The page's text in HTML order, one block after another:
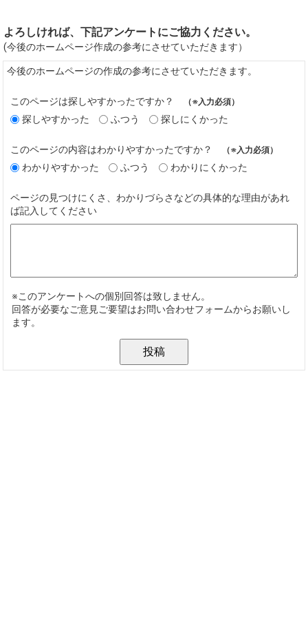
よろしければ、下記アンケートにご協力ください。
(今後のホームページ作成の参考にさせていただきます）
今後のホームページの作成の参考にさせていただきます。
このページは探しやすかったですか？ （※入力必須）
探しやすかった ふつう 探しにくかった
このページの内容はわかりやすかったですか？ （※入力必須）
わかりやすかった ふつう わかりにくかった
ページの見つけにくさ、わかりづらさなどの具体的な理由があれ
ば記入してください
※このアンケートへの個別回答は致しません。
回答が必要なご意見ご要望はお問い合わせフォームからお願いし
ます。